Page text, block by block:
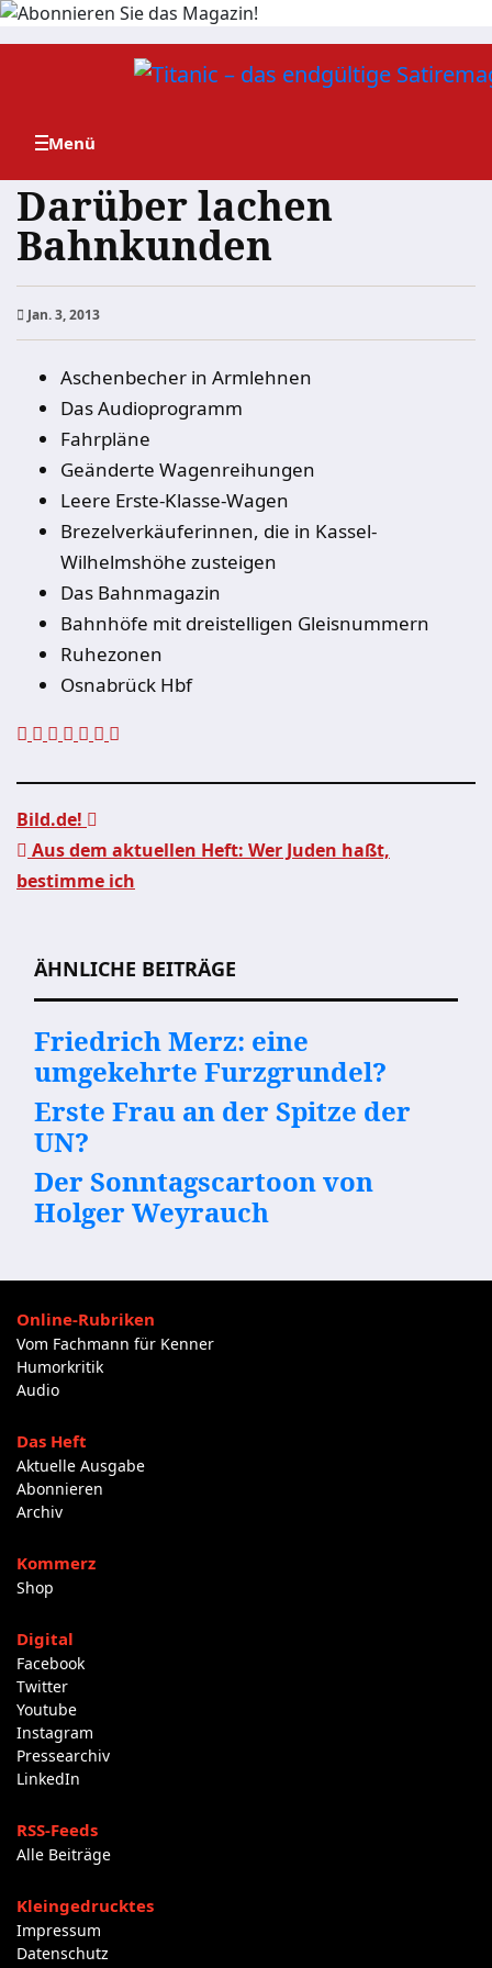
Zum
Darüber lachen
Bahnkunden
Jan. 3, 2013
Aschenbecher in Armlehnen
Das Audioprogramm
Fahrpläne
Geänderte Wagenreihungen
Leere Erste-Klasse-Wagen
Brezelverkäuferinnen, die in Kassel-
Wilhelmshöhe zusteigen
Das Bahnmagazin
Bahnhöfe mit dreistelligen Gleisnummern
Ruhezonen
Osnabrück Hbf
Beitragsnavigation
Bild.de!
Aus dem aktuellen Heft: Wer Juden haßt,
bestimme ich
ÄHNLICHE BEITRÄGE
Friedrich Merz: eine
umgekehrte Furzgrundel?
Erste Frau an der Spitze der
UN?
Der Sonntagscartoon von
Holger Weyrauch
Online-Rubriken
Vom Fachmann für Kenner
Humorkritik
Audio
Das Heft
Aktuelle Ausgabe
Abonnieren
Archiv
Kommerz
Shop
Digital
Facebook
Twitter
Youtube
Instagram
Pressearchiv
LinkedIn
RSS-Feeds
Alle Beiträge
Kleingedrucktes
Impressum
Datenschutz